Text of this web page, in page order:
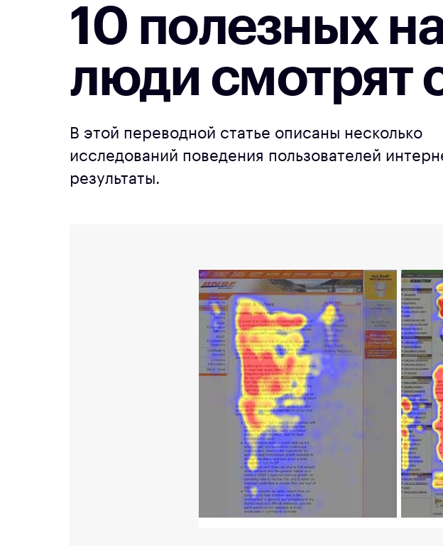
10 полезных
люди смотрят
В этой переводной статье описаны несколько
исследований поведения пользователей
результаты.